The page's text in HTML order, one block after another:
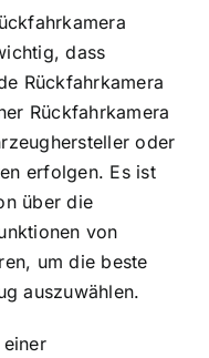
dass
Rückfahrkamera
Rückfahrkamera
oder
erfolgen. Es ist
über die
von
um die beste
auszuwählen.